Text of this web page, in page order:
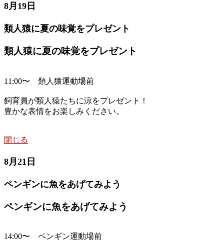
8月19日
類人猿に夏の味覚をプレゼント
類人猿に夏の味覚をプレゼント
11:00〜 類人猿運動場前
飼育員が類人猿たちに涼をプレゼント！
豊かな表情をお楽しみください。
閉じる
8月21日
ペンギンに魚をあげてみよう
ペンギンに魚をあげてみよう
14:00〜 ペンギン運動場前